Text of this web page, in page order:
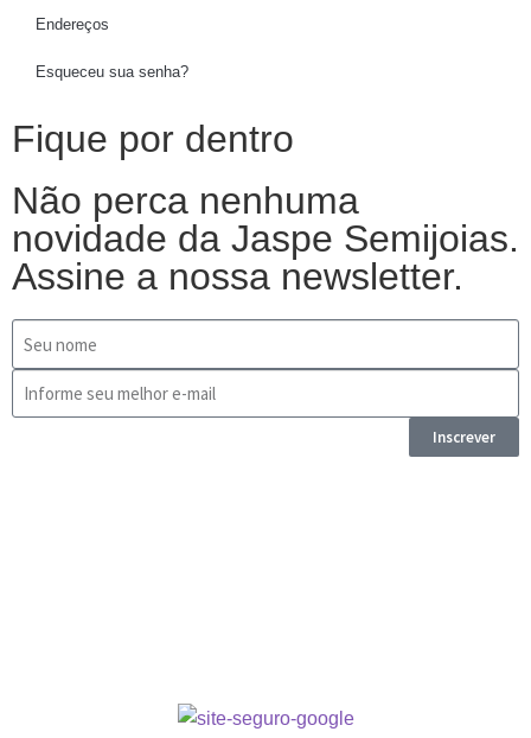
Endereços
Esqueceu sua senha?
Fique por dentro
Não perca nenhuma
novidade da Jaspe Semijoias.
Assine a nossa newsletter.
Inscrever